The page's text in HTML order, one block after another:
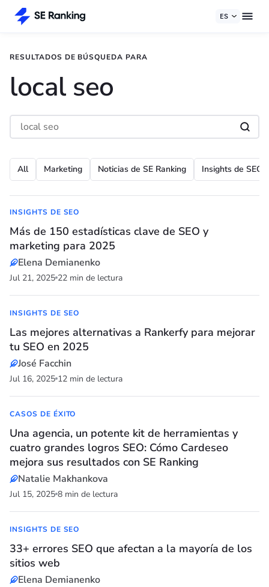
ES
RESULTADOS DE BÚSQUEDA PARA
local seo
All Marketing Noticias de SE Ranking Insights de SEO
INSIGHTS DE SEO
Más de 150 estadísticas clave de SEO y
marketing para 2025
Elena Demianenko
Jul 21, 2025 22 min de lectura
INSIGHTS DE SEO
Las mejores alternativas a Rankerfy para mejorar
tu SEO en 2025
José Facchin
Jul 16, 2025 12 min de lectura
CASOS DE ÉXITO
Una agencia, un potente kit de herramientas y
cuatro grandes logros SEO: Cómo Cardeseo
mejora sus resultados con SE Ranking
Natalie Makhankova
Jul 15, 2025 8 min de lectura
INSIGHTS DE SEO
33+ errores SEO que afectan a la mayoría de los
sitios web
Elena Demianenko